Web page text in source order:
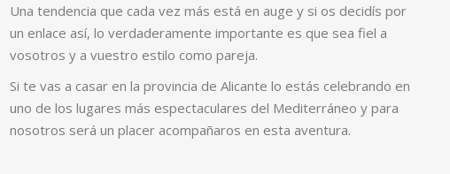
Una tendencia que cada vez más está en auge y si os decidís por
un enlace así, lo verdaderamente importante es que sea fiel a
vosotros y a vuestro estilo como pareja.
Si te vas a casar en la provincia de Alicante lo estás celebrando en
uno de los lugares más espectaculares del Mediterráneo y para
nosotros será un placer acompañaros en esta aventura.